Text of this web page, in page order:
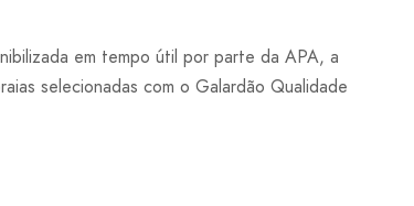
em tempo útil por parte da APA, a
selecionadas com o Galardão Qualidade